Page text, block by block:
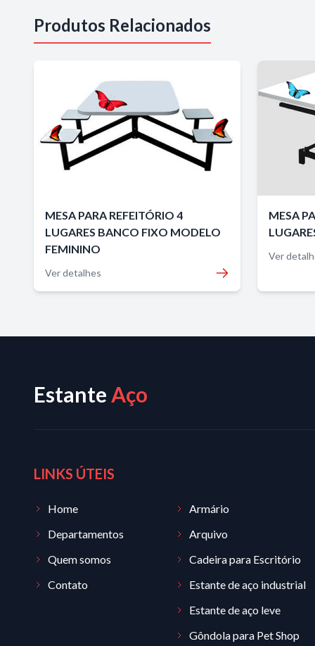
Produtos Relacionados
MESA PARA REFEITÓRIO 4
LUGARES BANCO FIXO MODELO
FEMININO
Ver detalhes
MESA
Ver
Estante Aço
LINKS ÚTEIS
Home
Departamentos
Quem somos
Contato
Armário
Arquivo
Cadeira para Escritório
Estante de aço industrial
Estante de aço leve
Gôndola para Pet Shop